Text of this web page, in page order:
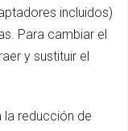
incluidos)
Para cambiar el
y sustituir el
la reducción de